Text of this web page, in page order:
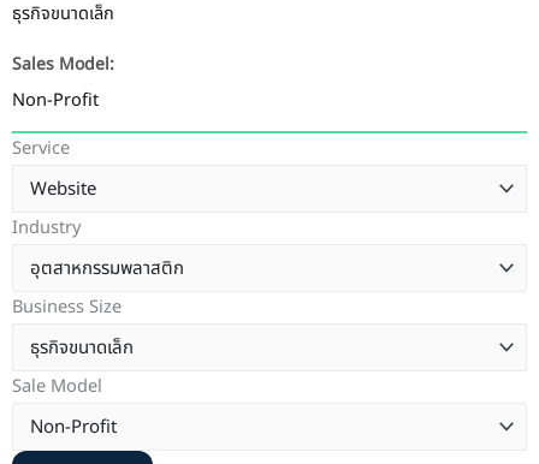
ธุรกิจขนาดเล็ก
Sales Model:
Non-Profit
Service
Industry
Business Size
Sale Model